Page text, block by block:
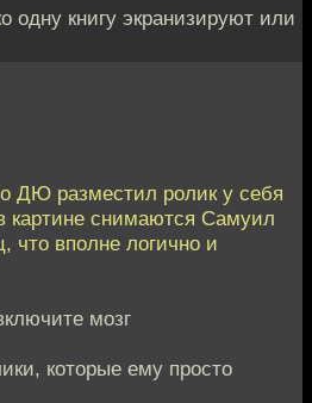
одну книгу экранизируют или
ДЮ разместил ролик у себя
картине снимаются Самуил
что вполне логично и
мозг
которые ему просто